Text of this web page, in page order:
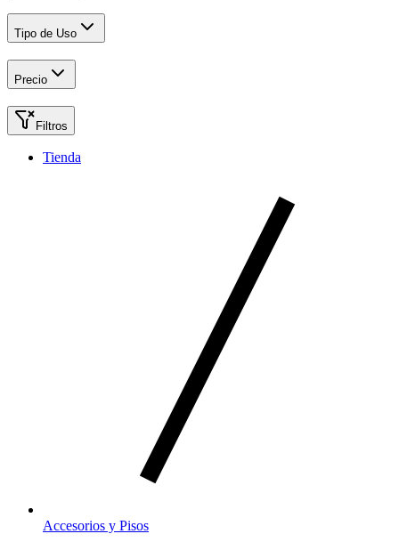
Tipo de Uso
Precio
Filtros
Tienda
Accesorios y Pisos